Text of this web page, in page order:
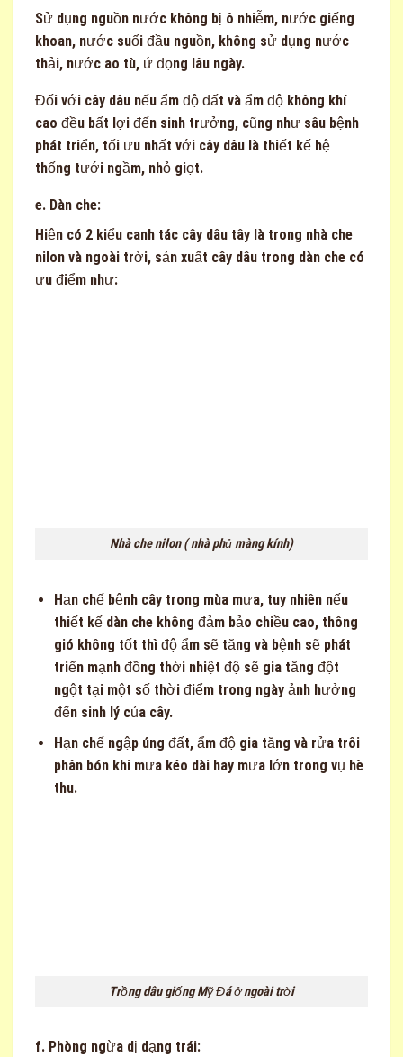
Sử dụng nguồn nước không bị ô nhiễm, nước giếng
khoan, nước suối đầu nguồn, không sử dụng nước
thải, nước ao tù, ứ đọng lâu ngày.
Đối với cây dâu nếu ẩm độ đất và ẩm độ không khí
cao đều bất lợi đến sinh trưởng, cũng như sâu bệnh
phát triển, tối ưu nhất với cây dâu là thiết kế hệ
thống tưới ngầm, nhỏ giọt.
e. Dàn che:
Hiện có 2 kiểu canh tác cây dâu tây là trong nhà che
nilon và ngoài trời, sản xuất cây dâu trong dàn che có
ưu điểm như:
Nhà che nilon ( nhà phủ màng kính)
Hạn chế bệnh cây trong mùa mưa, tuy nhiên nếu
thiết kế dàn che không đảm bảo chiều cao, thông
gió không tốt thì độ ẩm sẽ tăng và bệnh sẽ phát
triển mạnh đồng thời nhiệt độ sẽ gia tăng đột
ngột tại một số thời điểm trong ngày ảnh hưởng
đến sinh lý của cây.
Hạn chế ngập úng đất, ẩm độ gia tăng và rửa trôi
phân bón khi mưa kéo dài hay mưa lớn trong vụ hè
thu.
Trồng dâu giống Mỹ Đá ở ngoài trời
f. Phòng ngừa dị dạng trái: